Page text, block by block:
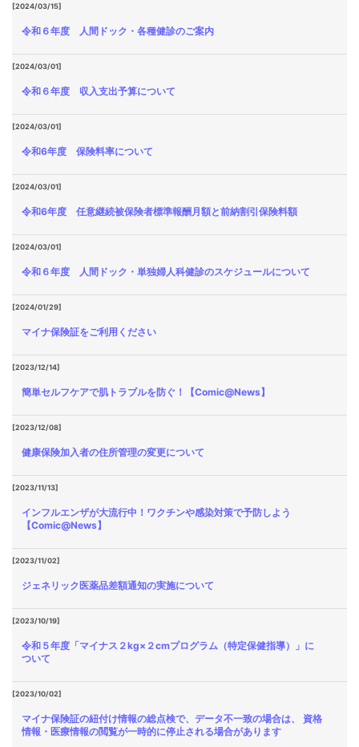
[2024/03/15]
令和６年度 人間ドック・各種健診のご案内
[2024/03/01]
令和６年度 収入支出予算について
[2024/03/01]
令和6年度 保険料率について
[2024/03/01]
令和6年度 任意継続被保険者標準報酬月額と前納割引保険料額
[2024/03/01]
令和６年度 人間ドック・単独婦人科健診のスケジュールについて
[2024/01/29]
マイナ保険証をご利用ください
[2023/12/14]
簡単セルフケアで肌トラブルを防ぐ！【Comic@News】
[2023/12/08]
健康保険加入者の住所管理の変更について
[2023/11/13]
インフルエンザが大流行中！ワクチンや感染対策で予防しよう
【Comic@News】
[2023/11/02]
ジェネリック医薬品差額通知の実施について
[2023/10/19]
令和５年度「マイナス２kg×２cmプログラム（特定保健指導）」に
ついて
[2023/10/02]
マイナ保険証の紐付け情報の総点検で、データ不一致の場合は、 資格
情報・医療情報の閲覧が一時的に停止される場合があります